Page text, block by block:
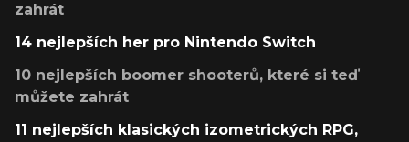
zahrát
14 nejlepších her pro Nintendo Switch
10 nejlepších boomer shooterů, které si teď
můžete zahrát
11 nejlepších klasických izometrických RPG,